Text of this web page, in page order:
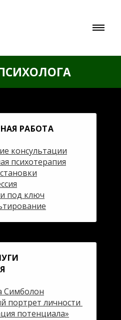
РАБОТА
консультации
психотерапия
под ключ
Симболон
портрет личности
потенциала»